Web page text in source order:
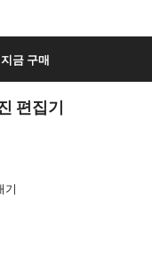
지금 구매
편집기
기